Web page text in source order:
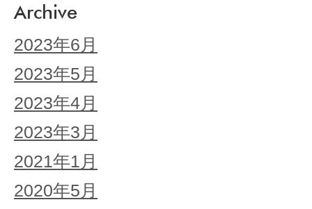
Archive
2023年6月
2023年5月
2023年4月
2023年3月
2021年1月
2020年5月